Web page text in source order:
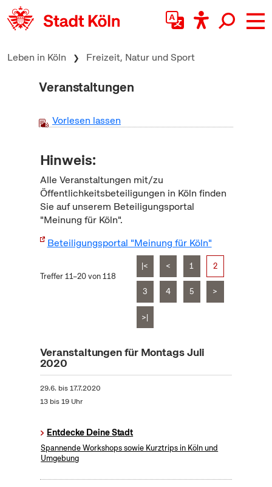
zum Inhalt springen
Leben in Köln Freizeit, Natur und Sport
Veranstaltungen
Vorlesen lassen
Hinweis:
Alle Veranstaltungen mit/zu
Öffentlichkeitsbeteiligungen in Köln finden
Sie auf unserem Beteiligungsportal
"Meinung für Köln".
Beteiligungsportal "Meinung für Köln"
Treffer 11–20 von 118
|< < 1 2
3 4 5 >
>|
Veranstaltungen für Montags Juli
2020
29.6. bis17.7.2020
13 bis 19 Uhr
Entdecke Deine Stadt
Spannende Workshops sowie Kurztrips in Köln und
Umgebung